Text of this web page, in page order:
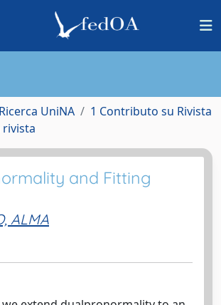
UniNA
1 Contributo su Rivista
rivista
and Fitting
ALMA